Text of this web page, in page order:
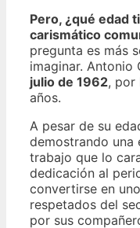
Pero, ¿qué edad
carismático
pregunta es más
imaginar. Antonio
julio de 1962, por
años.
A pesar de su
demostrando una
trabajo que lo
dedicación al
convertirse en
respetados del
por sus